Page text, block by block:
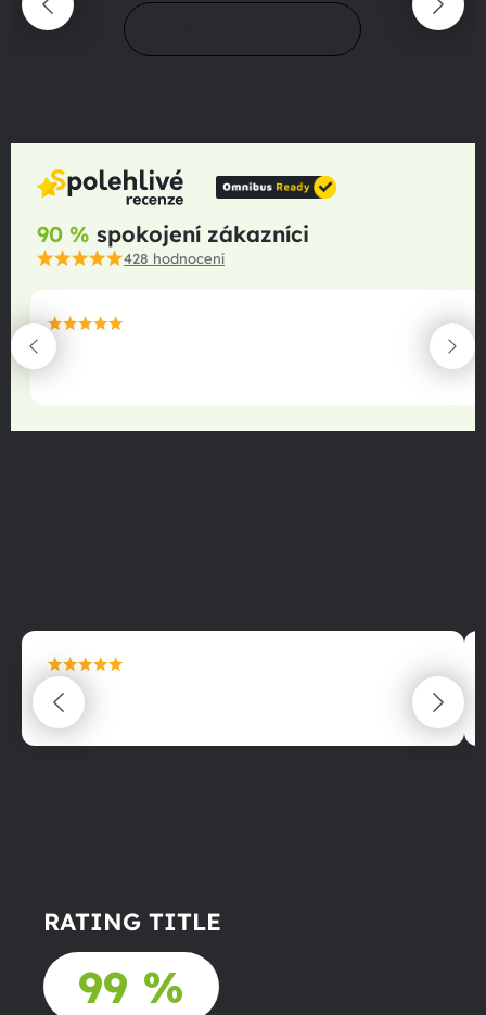
90 % spokojení zákazníci
428 hodnocení
maximální spokojenost
22.06.2025
maximální spokojenost
22.06.2025
RATING TITLE
99 %